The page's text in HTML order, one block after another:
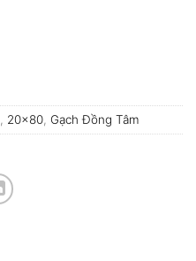
20x80 Gạch Đồng Tâm